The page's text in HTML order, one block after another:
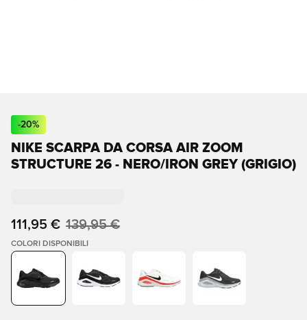
-20%
NIKE SCARPA DA CORSA AIR ZOOM
STRUCTURE 26 - NERO/IRON GREY (GRIGIO)
111,95 € 139,95 €
COLORI DISPONIBILI